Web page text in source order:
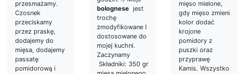
przesmażamy.
Czosnek
przeciskamy
przez praskę,
dodajemy do
mięsa, dodajemy
passatę
pomidorową i
mięso mielone,
gdy mięso zmieni
kolor dodać
krojone
pomidory z
puszki oraz
przyprawę
Kamis. Wszystko
bolognese jest
trochę
zmodyfikowane I
dostosowane do
mojej kuchni.
Zaczynamy
Składniki: 350 gr